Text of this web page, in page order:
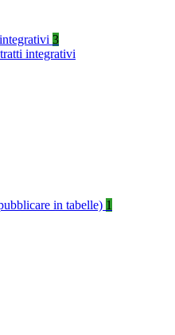
3
integrativi
in tabelle) 1